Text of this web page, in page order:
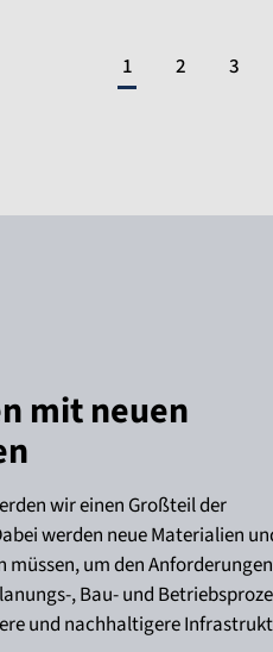
1 2 3
mit neuen
wir einen Großteil der
werden neue Materialien
um den
, Bau- und
und nachhaltigere